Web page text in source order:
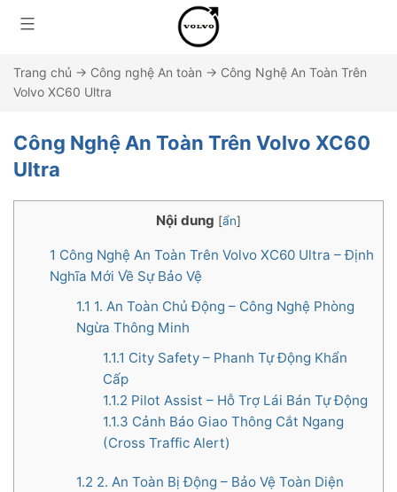
Trang chủ → Công nghệ An toàn → Công Nghệ An Toàn Trên
Volvo XC60 Ultra
Công Nghệ An Toàn Trên Volvo XC60
Ultra
Nội dung [ẩn]
1 Công Nghệ An Toàn Trên Volvo XC60 Ultra – Định
Nghĩa Mới Về Sự Bảo Vệ
1.1 1. An Toàn Chủ Động – Công Nghệ Phòng
Ngừa Thông Minh
1.1.1 City Safety – Phanh Tự Động Khẩn
Cấp
1.1.2 Pilot Assist – Hỗ Trợ Lái Bán Tự Động
1.1.3 Cảnh Báo Giao Thông Cắt Ngang
(Cross Traffic Alert)
1.2 2. An Toàn Bị Động – Bảo Vệ Toàn Diện